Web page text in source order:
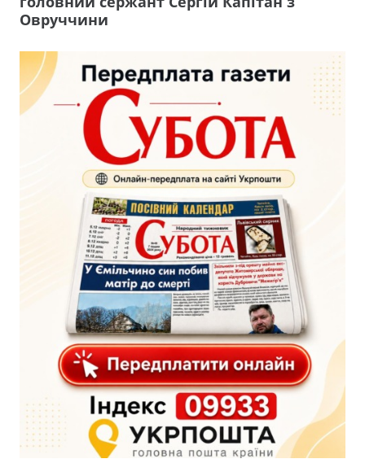
Овруччини